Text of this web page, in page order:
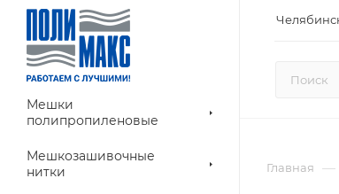
Мешки
полипропиленовые
Мешкозашивочные
нитки
Главная —